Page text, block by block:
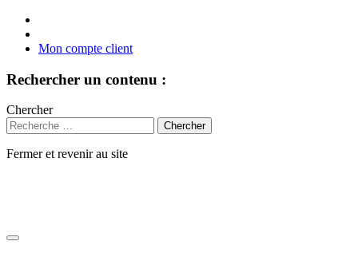
Mon compte client
Rechercher un contenu :
Chercher
Fermer et revenir au site